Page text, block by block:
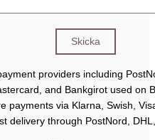
payments via Klarna, Swish,
delivery through PostNord,